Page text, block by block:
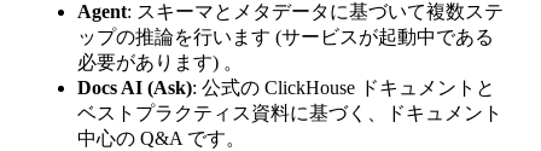
Agent: スキーマとメタデータに基づいて複数ステ
ップの推論を行います (サービスが起動中である
必要があります) 。
Docs AI (Ask): 公式の ClickHouse ドキュメントと
ベストプラクティス資料に基づく、ドキュメント
中心の Q&A です。